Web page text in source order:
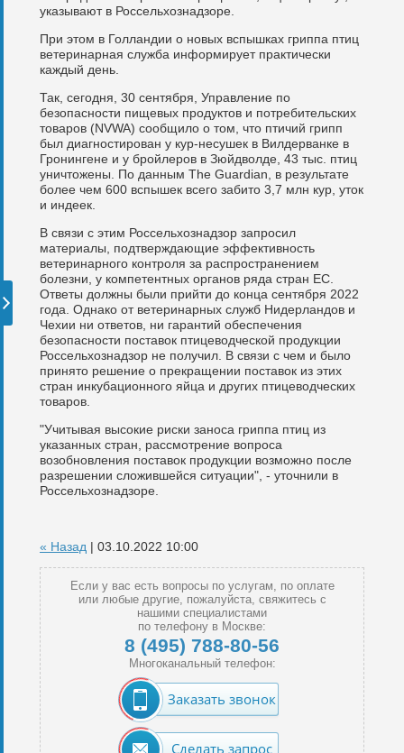
указывают в Россельхознадзоре.
При этом в Голландии о новых вспышках гриппа птиц
ветеринарная служба информирует практически
каждый день.
Так, сегодня, 30 сентября, Управление по
безопасности пищевых продуктов и потребительских
товаров (NVWA) сообщило о том, что птичий грипп
был диагностирован у кур-несушек в Вилдерванке в
Гронингене и у бройлеров в Зюйдволде, 43 тыс. птиц
уничтожены. По данным The Guardian, в результате
более чем 600 вспышек всего забито 3,7 млн кур, уток
и индеек.
В связи с этим Россельхознадзор запросил
материалы, подтверждающие эффективность
ветеринарного контроля за распространением
болезни, у компетентных органов ряда стран ЕС.
Ответы должны были прийти до конца сентября 2022
года. Однако от ветеринарных служб Нидерландов и
Чехии ни ответов, ни гарантий обеспечения
безопасности поставок птицеводческой продукции
Россельхознадзор не получил. В связи с чем и было
принято решение о прекращении поставок из этих
стран инкубационного яйца и других птицеводческих
товаров.
"Учитывая высокие риски заноса гриппа птиц из
указанных стран, рассмотрение вопроса
возобновления поставок продукции возможно после
разрешении сложившейся ситуации", - уточнили в
Россельхознадзоре.
« Назад | 03.10.2022 10:00
Если у вас есть вопросы по услугам, по оплате
или любые другие, пожалуйста, свяжитесь с
нашими специалистами
по телефону в Москве:
8 (495) 788-80-56
Многоканальный телефон:
Заказать звонок
Сделать запрос